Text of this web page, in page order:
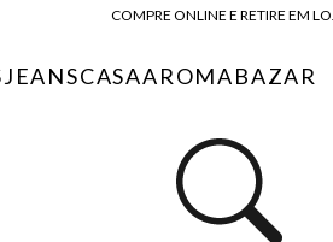
COMPRE ONLINE E RETIRE EM
FRETE GRÁTIS*
10% OFF NA PRIMEIRA COMPRA*
JEANSCASAAROMABAZAR